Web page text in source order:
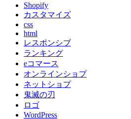
Shopify
カスタマイズ
css
html
レスポンシブ
ランキング
eコマース
オンラインショプ
ネットショプ
鬼滅の刃
ロゴ
WordPress